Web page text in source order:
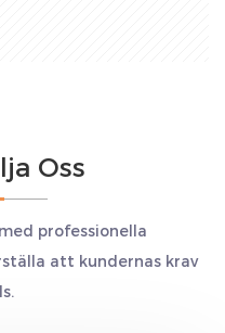
Oss
professionella
att kundernas krav